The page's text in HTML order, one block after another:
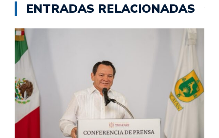
ENTRADAS RELACIONADAS